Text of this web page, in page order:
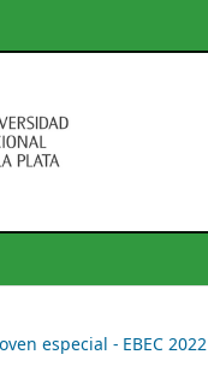
especial - EBEC 2022